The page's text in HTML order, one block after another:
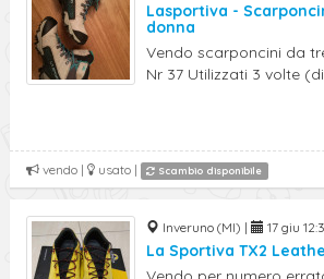
Lasportiva -
donna
Vendo scarponcini da
Nr 37 Utilizzati 3 volte
vendo | usato | Scambio disponibile
Inveruno (MI) | 17 giu
La Sportiva TX2